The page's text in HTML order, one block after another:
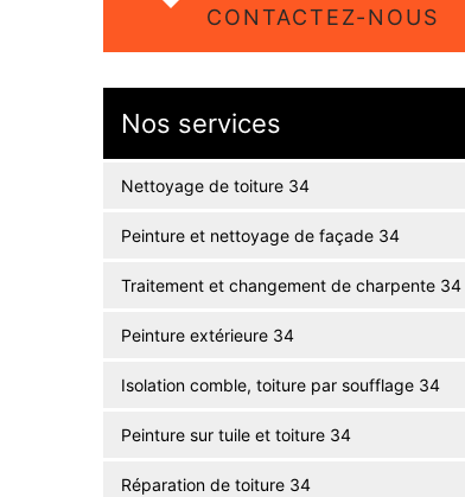
CONTACTEZ-NOUS
Nos services
Nettoyage de toiture 34
Peinture et nettoyage de façade 34
Traitement et changement de charpente 34
Peinture extérieure 34
Isolation comble, toiture par soufflage 34
Peinture sur tuile et toiture 34
Réparation de toiture 34